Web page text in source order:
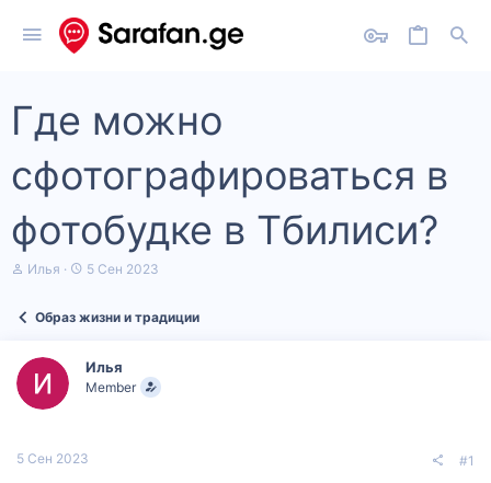
Где можно
сфотографироваться в
фотобудке в Тбилиси?
А
т
м
ы
Илья
Д
а
ч
а
5 Сен 2023
Образ жизни и традиции
Илья
Member
5 Сен 2023 #1